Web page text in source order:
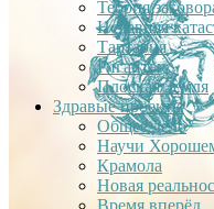
Теория
Недавняя
Тартария
Гиганты
Плоская Земля
Здравые проекты
Общее дело
Научи
Крамола
Новая
Время вперёд